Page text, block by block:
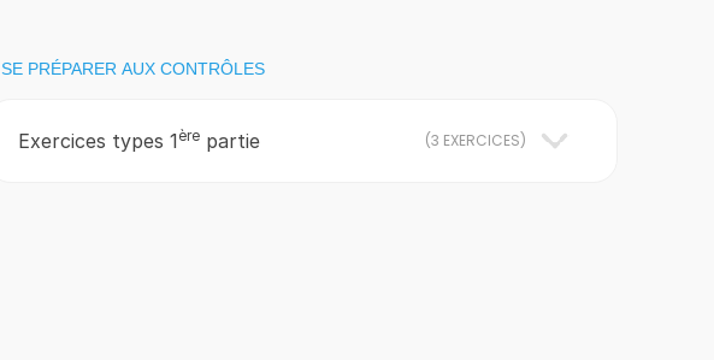
SE PRÉPARER AUX CONTRÔLES
Exercices types 1ère partie (3 EXERCICES)